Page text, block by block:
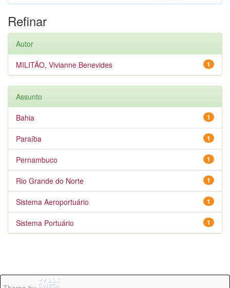
Refinar
Autor
1
MILITÃO, Vivianne Benevides
Assunto
1
Bahia
1
Paraíba
1
Pernambuco
1
Rio Grande do Norte
1
Sistema Aeroportuário
1
Sistema Portuário